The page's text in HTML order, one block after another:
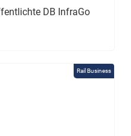
DB InfraGo
Rail Business